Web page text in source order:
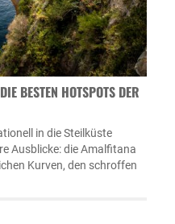
BESTEN HOTSPOTS DER A
in die Steilküste
Ausblicke: die Amalfitana
Kurven, den schroffen